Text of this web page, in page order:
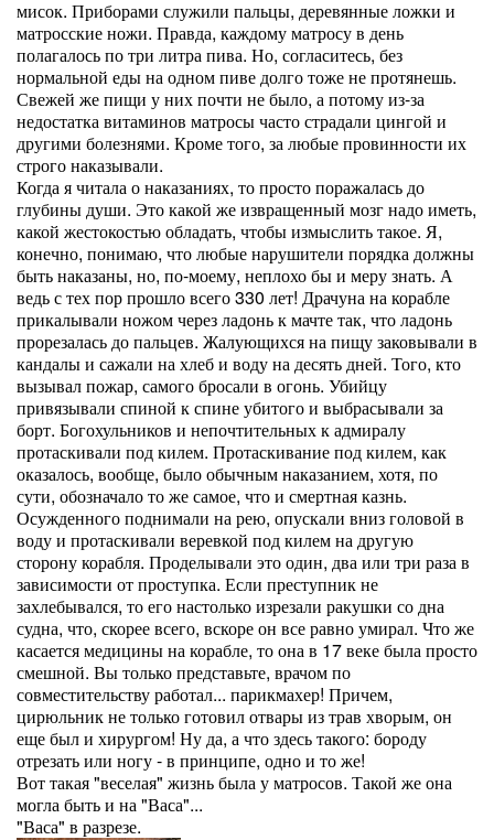
мисок. Приборами служили пальцы, деревянные ложки и
матросские ножи. Правда, каждому матросу в день
полагалось по три литра пива. Но, согласитесь, без
нормальной еды на одном пиве долго тоже не протянешь.
Свежей же пищи у них почти не было, а потому из-за
недостатка витаминов матросы часто страдали цингой и
другими болезнями. Кроме того, за любые провинности их
строго наказывали.
Когда я читала о наказаниях, то просто поражалась до
глубины души. Это какой же извращенный мозг надо иметь,
какой жестокостью обладать, чтобы измыслить такое. Я,
конечно, понимаю, что любые нарушители порядка должны
быть наказаны, но, по-моему, неплохо бы и меру знать. А
ведь с тех пор прошло всего 330 лет! Драчуна на корабле
прикалывали ножом через ладонь к мачте так, что ладонь
прорезалась до пальцев. Жалующихся на пищу заковывали в
кандалы и сажали на хлеб и воду на десять дней. Того, кто
вызывал пожар, самого бросали в огонь. Убийцу
привязывали спиной к спине убитого и выбрасывали за
борт. Богохульников и непочтительных к адмиралу
протаскивали под килем. Протаскивание под килем, как
оказалось, вообще, было обычным наказанием, хотя, по
сути, обозначало то же самое, что и смертная казнь.
Осужденного поднимали на рею, опускали вниз головой в
воду и протаскивали веревкой под килем на другую
сторону корабля. Проделывали это один, два или три раза в
зависимости от проступка. Если преступник не
захлебывался, то его настолько изрезали ракушки со дна
судна, что, скорее всего, вскоре он все равно умирал. Что же
касается медицины на корабле, то она в 17 веке была просто
смешной. Вы только представьте, врачом по
совместительству работал... парикмахер! Причем,
цирюльник не только готовил отвары из трав хворым, он
еще был и хирургом! Ну да, а что здесь такого: бороду
отрезать или ногу - в принципе, одно и то же!
Вот такая "веселая" жизнь была у матросов. Такой же она
могла быть и на "Васа"...
"Васа" в разрезе.